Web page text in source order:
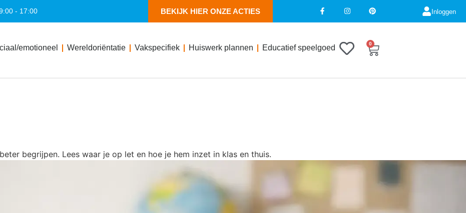
- 17:00 BEKIJK HIER ONZE ACTIES Inloggen
emotioneel Wereldoriëntatie Vakspecifiek Huiswerk plannen Educatief speelgoed 0
begrijpen. Lees waar je op let en hoe je hem inzet in klas en thuis.